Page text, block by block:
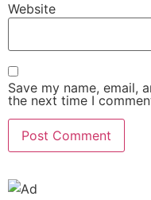
Website
Save my name, email,
the next time I